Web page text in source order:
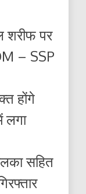
शरीफ पर
– SSP
होंगे
लगा
सहित